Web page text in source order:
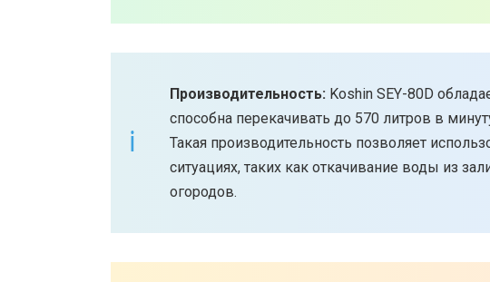
Производительность: Koshin SEY-80D
способна перекачивать до 570 литров в
Такая производительность позволяет
ситуациях, таких как откачивание воды из
огородов.